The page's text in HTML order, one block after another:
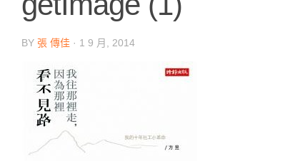
BY 張 傳佳 · 1 9 月, 2014